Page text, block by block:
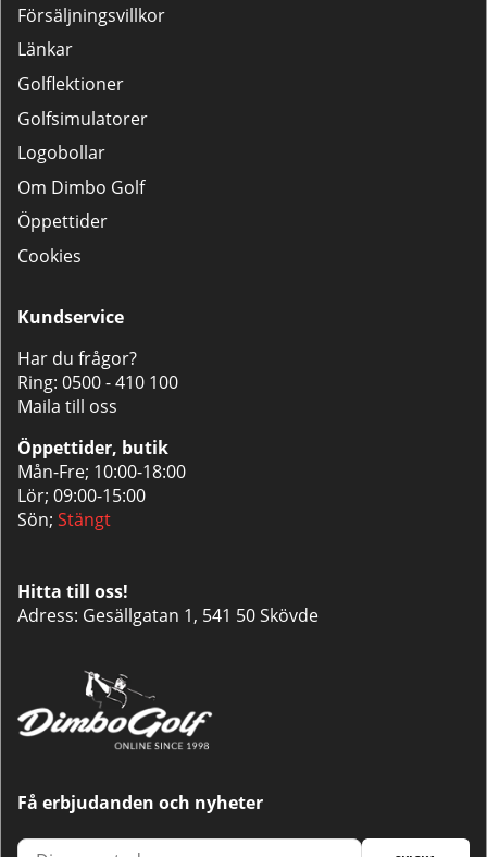
Försäljningsvillkor
Länkar
Golflektioner
Golfsimulatorer
Logobollar
Om Dimbo Golf
Öppettider
Cookies
Kundservice
Har du frågor?
Ring: 0500 - 410 100
Maila till oss
Öppettider, butik
Mån-Fre; 10:00-18:00
Lör; 09:00-15:00
Sön; Stängt
Hitta till oss!
Adress: Gesällgatan 1, 541 50 Skövde
Få erbjudanden och nyheter